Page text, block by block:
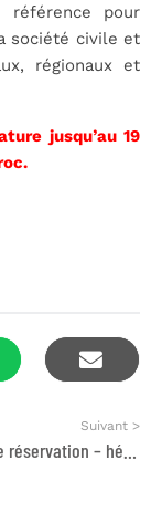
pour
société civile et
régionaux et
jusqu’au 19
Suivant >